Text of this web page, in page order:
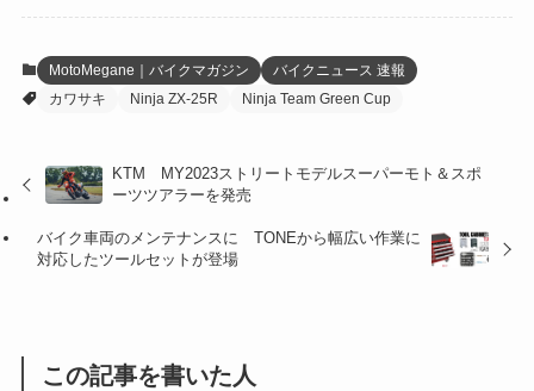
(27) (41)
(47)
(1)
(4)
(16)
(1)
MotoMegane｜バイクマガジン
バイクニュース 速報
カワサキ
Ninja ZX-25R Ninja Team Green Cup
KTM MY2023ストリートモデルスーパーモト＆スポ
ーツツアラーを発売
バイク車両のメンテナンスに TONEから幅広い作業に
対応したツールセットが登場
この記事を書いた人